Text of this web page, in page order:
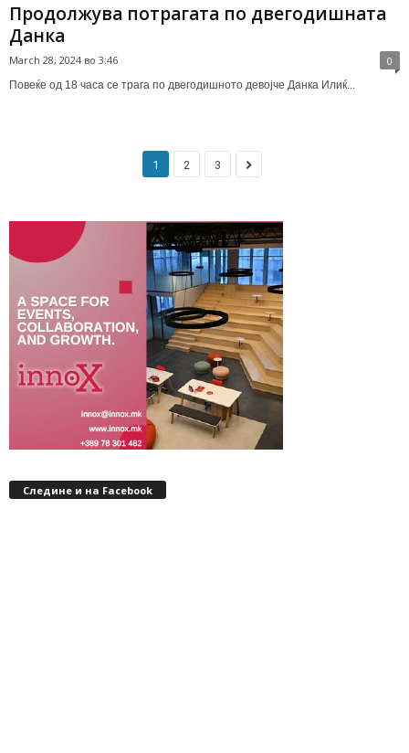
Продолжува потрагата по двегодишната
Данка
March 28, 2024 во 3:46 0
Повеќе од 18 часа се трага по двегодишното девојче Данка Илиќ...
1 2 3
Следине и на Facebook